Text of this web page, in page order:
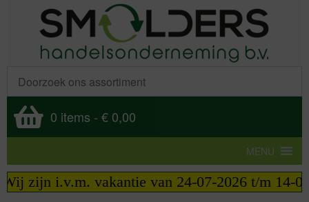
0 items - € 0,00
MENU
i.v.m. vakantie van 24-07-2026 t/m 14-08-